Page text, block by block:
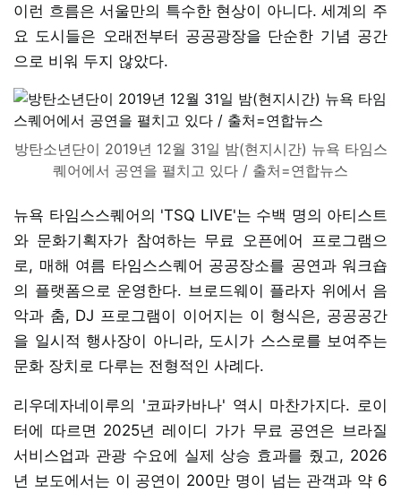
이런 흐름은 서울만의 특수한 현상이 아니다. 세계의 주
요 도시들은 오래전부터 공공광장을 단순한 기념 공간
으로 비워 두지 않았다.
방탄소년단이 2019년 12월 31일 밤(현지시간) 뉴욕 타임스
퀘어에서 공연을 펼치고 있다 / 출처=연합뉴스
뉴욕 타임스스퀘어의 'TSQ LIVE'는 수백 명의 아티스트
와 문화기획자가 참여하는 무료 오픈에어 프로그램으
로, 매해 여름 타임스스퀘어 공공장소를 공연과 워크숍
의 플랫폼으로 운영한다. 브로드웨이 플라자 위에서 음
악과 춤, DJ 프로그램이 이어지는 이 형식은, 공공공간
을 일시적 행사장이 아니라, 도시가 스스로를 보여주는
문화 장치로 다루는 전형적인 사례다.
리우데자네이루의 '코파카바나' 역시 마찬가지다. 로이
터에 따르면 2025년 레이디 가가 무료 공연은 브라질
서비스업과 관광 수요에 실제 상승 효과를 줬고, 2026
년 보도에서는 이 공연이 200만 명이 넘는 관객과 약 6